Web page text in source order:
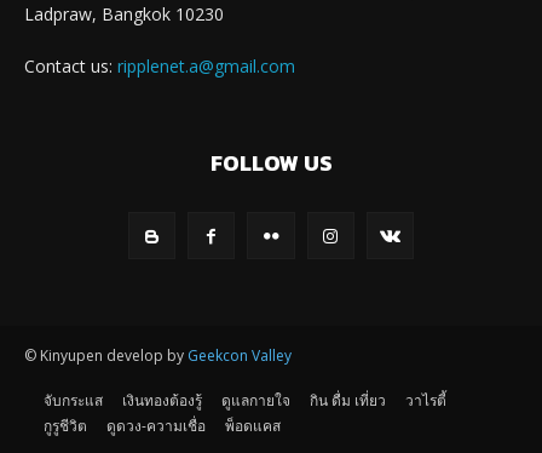
Ladpraw, Bangkok 10230
Contact us: ripplenet.a@gmail.com
FOLLOW US
© Kinyupen develop by Geekcon Valley
จับกระแส เงินทองต้องรู้ ดูแลกายใจ กิน ดื่ม เที่ยว
วาไรตี้
กูรูชีวิต
ดูดวง-ความเชื่อ พ็อดแคส